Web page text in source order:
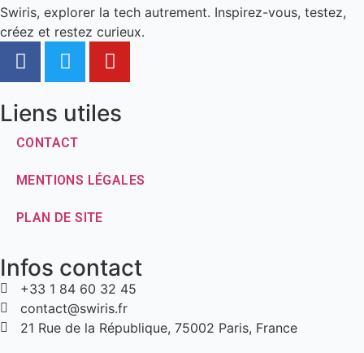
Swiris, explorer la tech autrement. Inspirez-vous, testez,
créez et restez curieux.
Liens utiles
CONTACT
MENTIONS LÉGALES
PLAN DE SITE
Infos contact
+33 1 84 60 32 45
contact@swiris.fr
21 Rue de la République, 75002 Paris, France